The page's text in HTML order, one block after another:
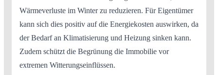
Wärmeverluste im Winter zu reduzieren. Für Eigentümer
kann sich dies positiv auf die Energiekosten auswirken, da
der Bedarf an Klimatisierung und Heizung sinken kann.
Zudem schützt die Begrünung die Immobilie vor
extremen Witterungseinflüssen.